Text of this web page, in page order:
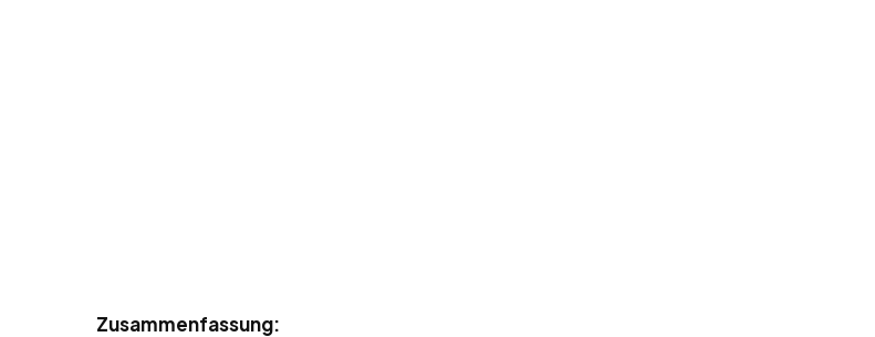
Zusammenfassung: